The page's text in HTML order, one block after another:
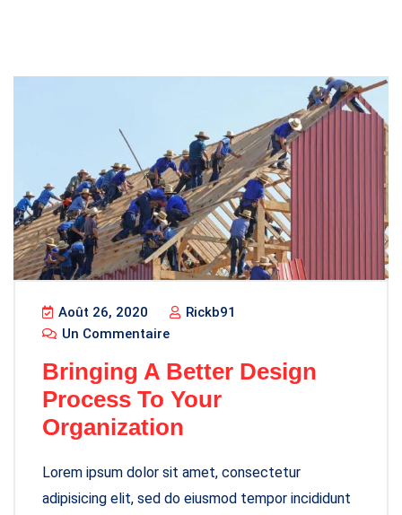
Août 26, 2020
Rickb91
Un Commentaire
Bringing A Better Design
Process To Your
Organization
Lorem ipsum dolor sit amet, consectetur
adipisicing elit, sed do eiusmod tempor incididunt